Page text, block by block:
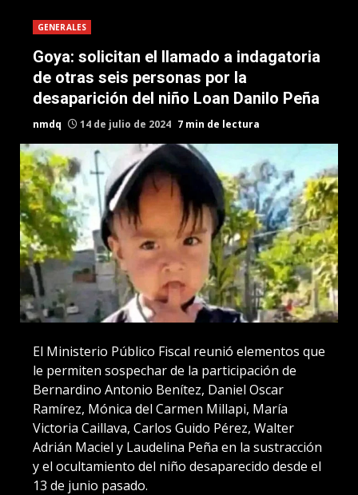
GENERALES
Goya: solicitan el llamado a indagatoria
de otras seis personas por la
desaparición del niño Loan Danilo Peña
nmdq 14 de julio de 2024 7 min de lectura
El Ministerio Público Fiscal reunió elementos que
le permiten sospechar de la participación de
Bernardino Antonio Benítez, Daniel Oscar
Ramírez, Mónica del Carmen Millapi, María
Victoria Caillava, Carlos Guido Pérez, Walter
Adrián Maciel y Laudelina Peña en la sustracción
y el ocultamiento del niño desaparecido desde el
13 de junio pasado.